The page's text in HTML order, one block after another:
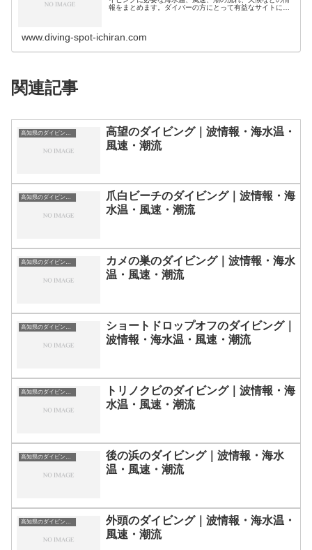
報をまとめます。ダイバーの方にとって有益なサイトにな
www.diving-spot-ichiran.com
関連記事
高望のダイビング｜波情報・海水温・
風速・潮流
高知県のダイビングスポット・ポイント一覧
爪白ビーチのダイビング｜波情報・海
水温・風速・潮流
高知県のダイビングスポット・ポイント一覧
カメの巣のダイビング｜波情報・海水
温・風速・潮流
高知県のダイビングスポット・ポイント一覧
ショートドロップオフのダイビング｜
波情報・海水温・風速・潮流
高知県のダイビングスポット・ポイント一覧
トリノクビのダイビング｜波情報・海
水温・風速・潮流
高知県のダイビングスポット・ポイント一覧
後の浜のダイビング｜波情報・海水
温・風速・潮流
高知県のダイビングスポット・ポイント一覧
外頭のダイビング｜波情報・海水温・
風速・潮流